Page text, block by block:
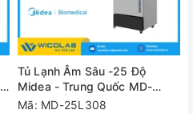
Tủ Lạnh Âm Sâu -25 Độ
Midea - Trung Quốc MD-
25L308 | 308 Lít
Mã: MD-25L308